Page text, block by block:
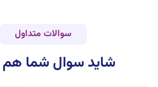
سوالات متداول
شاید سوال شما هم